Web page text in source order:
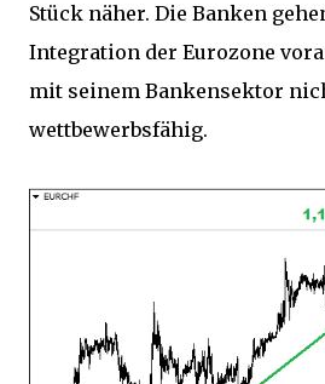
Stück näher. Die Banken
Integration der Eurozone
mit seinem Bankensektor
wettbewerbsfähig.